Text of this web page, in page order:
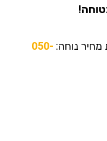
מחיר נוחה: 050-